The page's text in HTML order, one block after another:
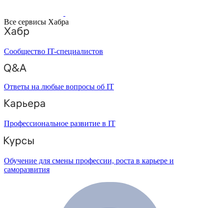
Все сервисы Хабра
Сообщество IT-специалистов
Ответы на любые вопросы об IT
Профессиональное развитие в IT
Обучение для смены профессии, роста в карьере и
саморазвития